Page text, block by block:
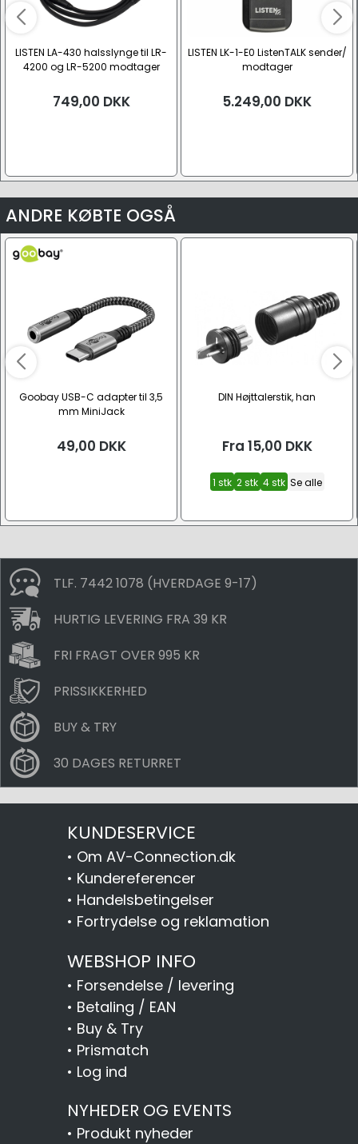
LISTEN LA-430 halsslynge til LR-
4200 og LR-5200 modtager
749,00 DKK
LISTEN LK-1-E0 ListenTALK sender/
modtager
5.249,00 DKK
ANDRE KØBTE OGSÅ
Goobay USB-C adapter til 3,5
mm MiniJack
49,00 DKK
DIN Højttalerstik, han
Fra 15,00 DKK
1 stk 2 stk 4 stk Se alle
TLF. 7442 1078 (HVERDAGE 9-17)
HURTIG LEVERING FRA 39 KR
FRI FRAGT OVER 995 KR
PRISSIKKERHED
BUY & TRY
30 DAGES RETURRET
KUNDESERVICE
• Om AV-Connection.dk
• Kundereferencer
• Handelsbetingelser
• Fortrydelse og reklamation
WEBSHOP INFO
• Forsendelse / levering
• Betaling / EAN
• Buy & Try
• Prismatch
• Log ind
NYHEDER OG EVENTS
• Produkt nyheder